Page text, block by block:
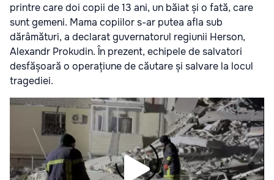
printre care doi copii de 13 ani, un băiat și o fată, care
sunt gemeni. Mama copiilor s-ar putea afla sub
dărâmături, a declarat guvernatorul regiunii Herson,
Alexandr Prokudin. În prezent, echipele de salvatori
desfășoară o operațiune de căutare și salvare la locul
tragediei.